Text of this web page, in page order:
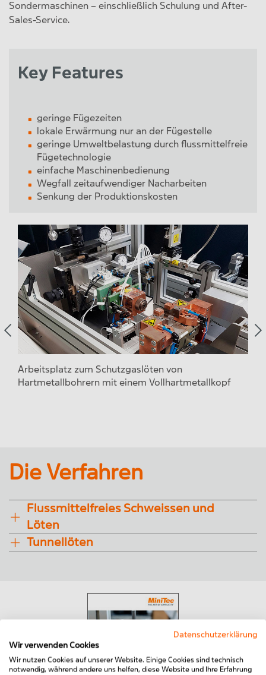
Sondermaschinen – einschließlich Schulung und After-
Sales-Service.
Key Features
geringe Fügezeiten
lokale Erwärmung nur an der Fügestelle
geringe Umweltbelastung durch flussmittelfreie
Fügetechnologie
einfache Maschinenbedienung
Wegfall zeitaufwendiger Nacharbeiten
Senkung der Produktionskosten
Arbeitsplatz zum Schutzgaslöten von
Hartmetallbohrern mit einem Vollhartmetallkopf
Die Verfahren
Flussmittelfreies Schweissen und
Löten
Tunnellöten
Datenschutzerklärung
Wir verwenden Cookies
Wir nutzen Cookies auf unserer Website. Einige Cookies sind technisch
notwendig, während andere uns helfen, diese Website und Ihre Erfahrung